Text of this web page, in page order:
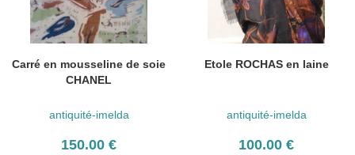
Carré en mousseline de soie
CHANEL
antiquité-imelda
150.00 €
Etole ROCHAS en laine
antiquité-imelda
100.00 €